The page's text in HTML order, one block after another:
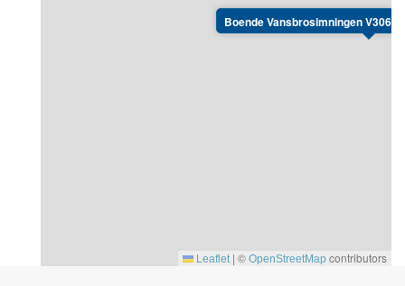
Boende Vansbrosimningen V306,
Leaflet | © OpenStreetMap contributors